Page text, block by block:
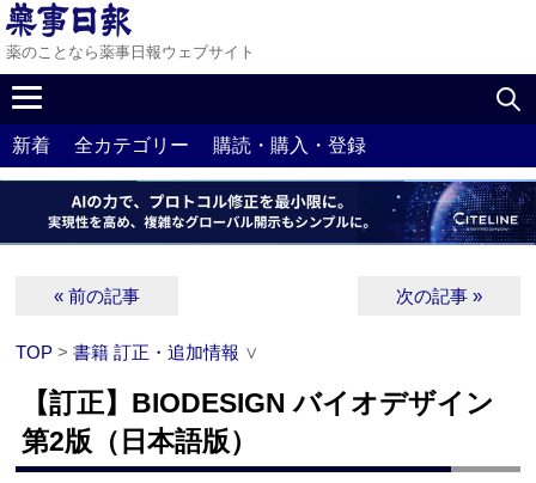
薬のことなら薬事日報ウェブサイト
新着 全カテゴリー 購読・購入・登録
« 前の記事 次の記事 »
TOP >書籍 訂正・追加情報 ∨
【訂正】BIODESIGN バイオデザイン
第2版（日本語版）